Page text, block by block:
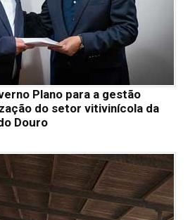
Plano para a gestão
do setor vitivinícola da
Douro